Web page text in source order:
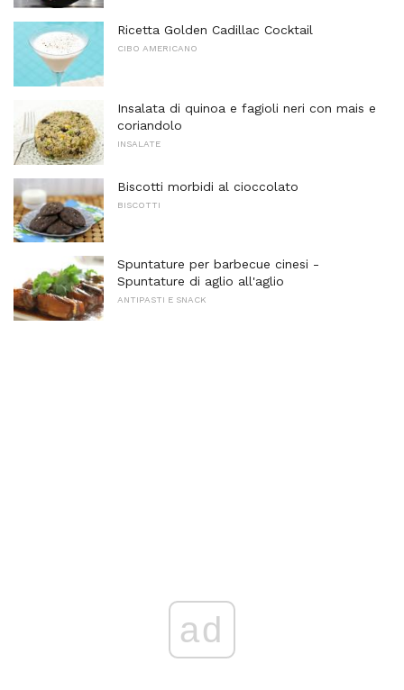
Ricetta Golden Cadillac Cocktail
CIBO AMERICANO
Insalata di quinoa e fagioli neri con mais e
coriandolo
INSALATE
Biscotti morbidi al cioccolato
BISCOTTI
Spuntature per barbecue cinesi -
Spuntature di aglio all'aglio
ANTIPASTI E SNACK
ad